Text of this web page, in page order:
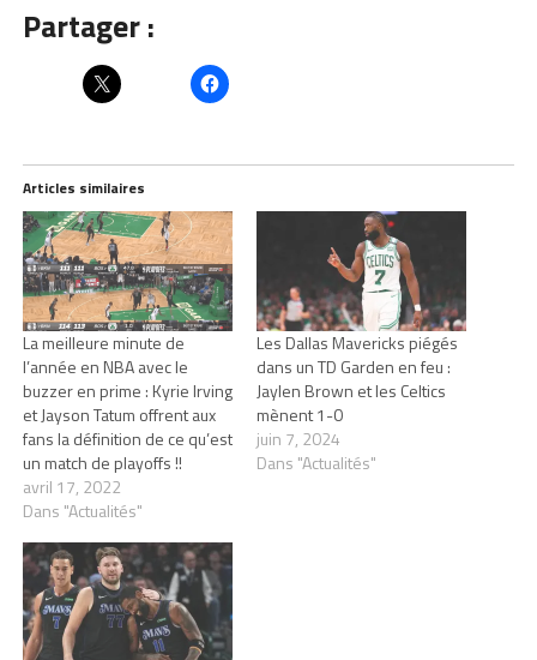
Partager :
Articles similaires
La meilleure minute de
l’année en NBA avec le
buzzer en prime : Kyrie Irving
et Jayson Tatum offrent aux
fans la définition de ce qu’est
un match de playoffs !!
avril 17, 2022
Dans "Actualités"
Les Dallas Mavericks piégés
dans un TD Garden en feu :
Jaylen Brown et les Celtics
mènent 1-0
juin 7, 2024
Dans "Actualités"